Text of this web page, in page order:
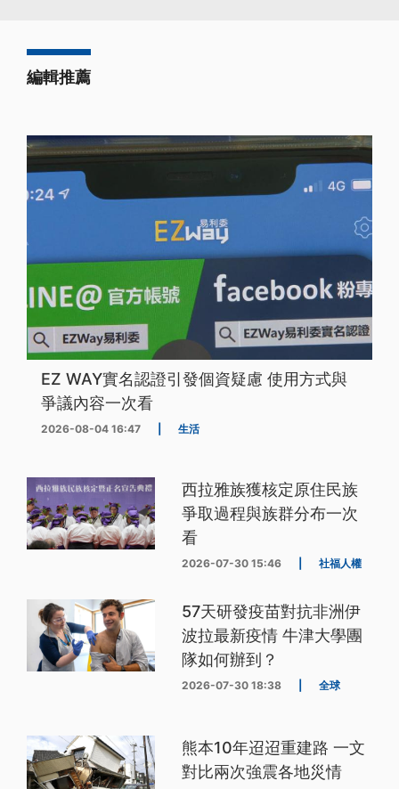
編輯推薦
EZ WAY實名認證引發個資疑慮 使用方式與
爭議內容一次看
2026-08-04 16:47 生活
西拉雅族獲核定原住民族
爭取過程與族群分布一次
看
2026-07-30 15:46 社福人權
57天研發疫苗對抗非洲伊
波拉最新疫情 牛津大學團
隊如何辦到？
2026-07-30 18:38 全球
熊本10年迢迢重建路 一文
對比兩次強震各地災情